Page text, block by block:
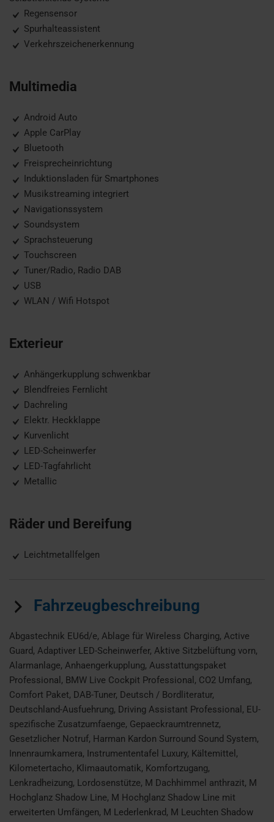
Regensensor
Spurhalteassistent
Verkehrszeichenerkennung
Multimedia
Android Auto
Apple CarPlay
Bluetooth
Freisprecheinrichtung
Induktionsladen für Smartphones
Musikstreaming integriert
Navigationssystem
Soundsystem
Sprachsteuerung
Touchscreen
Tuner/Radio, Radio DAB
USB
WLAN / Wifi Hotspot
Exterieur
Anhängerkupplung schwenkbar
Blendfreies Fernlicht
Dachreling
Elektr. Heckklappe
Kurvenlicht
LED-Scheinwerfer
LED-Tagfahrlicht
Metallic
Räder und Bereifung
Leichtmetallfelgen
Fahrzeugbeschreibung
Abgastechnik EU6d/e, Ablage für Wireless Charging, Active
Guard, Adaptiver LED-Scheinwerfer, Aktive Sitzbelüftung vorn,
Alarmanlage, Anhaengerkupplung, Ausstattungspaket
Professional, BMW Live Cockpit Professional, CO2 Umfang,
Comfort Paket, DAB-Tuner, Deutsch / Bordliteratur,
Deutschland-Ausfuehrung, Driving Assistant Professional, EU-
spezifische Zusatzumfaenge, Gepaeckraumtrennetz,
Gesetzlicher Notruf, Harman Kardon Surround Sound System,
Innenraumkamera, Instrumententafel Luxury, Kältemittel,
Kilometertacho, Klimaautomatik, Komfortzugang,
Lenkradheizung, Lordosenstütze, M Dachhimmel anthrazit, M
Hochglanz Shadow Line, M Hochglanz Shadow Line mit
erweiterten Umfängen, M Lederlenkrad, M Leuchten Shadow